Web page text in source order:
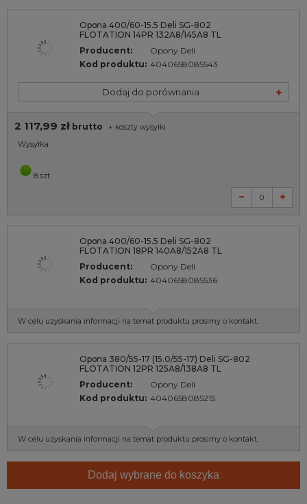
Opona 400/60-15.5 Deli SG-802
FLOTATION 14PR 132A8/145A8 TL
Producent:
Opony Deli
Kod produktu: 4040658085543
Dodaj do porównania
2 117,99 zł brutto + koszty wysyłki
Wysyłka:
8 szt.
Opona 400/60-15.5 Deli SG-802
FLOTATION 18PR 140A8/152A8 TL
Producent:
Opony Deli
Kod produktu: 4040658085536
W celu uzyskania informacji na temat produktu prosimy o kontakt.
Opona 380/55-17 (15.0/55-17) Deli SG-802
FLOTATION 12PR 125A8/138A8 TL
Producent:
Opony Deli
Kod produktu: 4040658085215
W celu uzyskania informacji na temat produktu prosimy o kontakt.
Dodaj wybrane do koszyka